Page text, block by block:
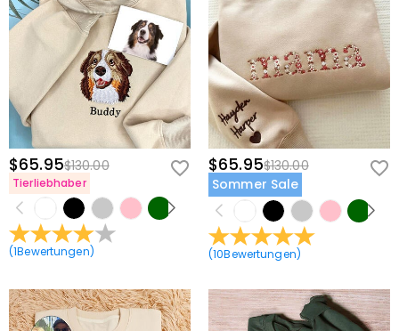
$65.95$130.00
Tierliebhaber
(1Bewertungen)
$65.95$130.00
Sommer Sale
(10Bewertungen)